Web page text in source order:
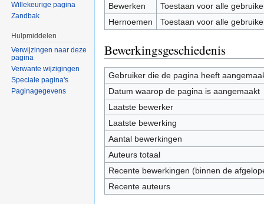
Bewerken
Toestaan voor alle
Hernoemen
Toestaan voor alle
Bewerkingsgeschiedenis
Gebruiker die de pagina heeft
Datum waarop de pagina is aangemaakt
Laatste bewerker
Laatste bewerking
Aantal bewerkingen
Auteurs totaal
Recente bewerkingen (binnen de
Recente auteurs
Willekeurige pagina
Zandbak
Hulpmiddelen
Verwijzingen naar deze
pagina
Verwante wijzigingen
Speciale pagina's
Paginagegevens